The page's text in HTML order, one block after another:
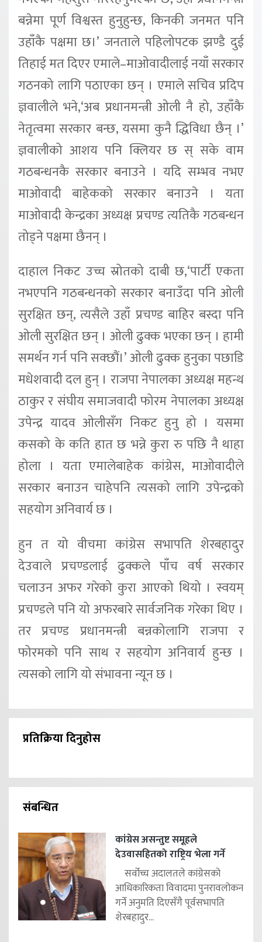
बन्नेमा पूर्ण विश्वस्त हुनुहुन्छ, किनकी जनमत पनि
उहाँकै पक्षमा छ।’ जनताले पहिलोपटक झण्डै दुई
तिहाई मत दिएर एमाले–माओवादीलाई नयाँ सरकार
गठनको लागि पठाएका छन् । एमाले सचिव प्रदिप
ज्ञवालीले भने,‘अब प्रधानमन्त्री ओली नै हो, उहाँकै
नेतृत्वमा सरकार बन्छ, यसमा कुनै द्धिविधा छैन् ।’
ज्ञवालीको आशय पनि क्लियर छ स् सके वाम
गठबन्धनकै सरकार बनाउने । यदि सम्भव नभए
माओवादी बाहेकको सरकार बनाउने । यता
माओवादी केन्द्रका अध्यक्ष प्रचण्ड त्यतिकै गठबन्धन
तोड्ने पक्षमा छैनन् ।
दाहाल निकट उच्च स्रोतको दाबी छ,‘पार्टी एकता
नभएपनि गठबन्धनको सरकार बनाउँदा पनि ओली
सुरक्षित छन्, त्यसैले उहाँ प्रचण्ड बाहिर बस्दा पनि
ओली सुरक्षित छन् । ओली ढुक्क भएका छन् । हामी
समर्थन गर्न पनि सक्छौं।’ ओली ढुक्क हुनुका पछाडि
मधेशवादी दल हुन् । राजपा नेपालका अध्यक्ष महन्थ
ठाकुर र संघीय समाजवादी फोरम नेपालका अध्यक्ष
उपेन्द्र यादव ओलीसँग निकट हुनु हो । यसमा
कसको के कति हात छ भन्ने कुरा रु पछि नै थाहा
होला । यता एमालेबाहेक कांग्रेस, माओवादीले
सरकार बनाउन चाहेपनि त्यसको लागि उपेन्द्रको
सहयोग अनिवार्य छ ।
हुन त यो वीचमा कांग्रेस सभापति शेरबहादुर
देउवाले प्रचण्डलाई ढुक्कले पाँच वर्ष सरकार
चलाउन अफर गरेको कुरा आएको थियो । स्वयम्
प्रचण्डले पनि यो अफरबारे सार्वजनिक गरेका थिए ।
तर प्रचण्ड प्रधानमन्त्री बन्नकोलागि राजपा र
फोरमको पनि साथ र सहयोग अनिवार्य हुन्छ ।
त्यसको लागि यो संभावना न्यून छ ।
प्रतिक्रिया दिनुहोस
संबन्धित
कांग्रेस असन्तुष्ट समूहले
देउवासहितको राष्ट्रिय भेला गर्ने
सर्वोच्च अदालतले कांग्रेसको
आधिकारिकता विवादमा पुनरावलोकन
गर्ने अनुमति दिएसँगै पूर्वसभापति
शेरबहादुर...